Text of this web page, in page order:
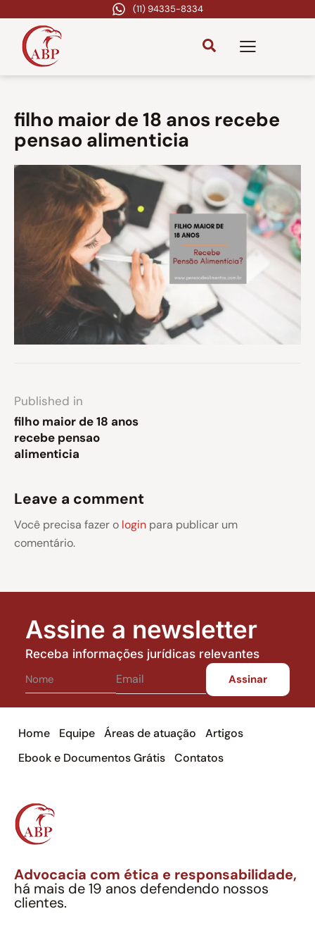
(11) 94335-8334
filho maior de 18 anos recebe
pensao alimenticia
Published in
filho maior de 18 anos
recebe pensao
alimenticia
Leave a comment
Você precisa fazer o login para publicar um
comentário.
Assine a newsletter
Receba informações jurídicas relevantes
Home Equipe Áreas de atuação
Artigos
Ebook e Documentos Grátis
Contatos
Advocacia com ética e responsabilidade,
há mais de 19 anos defendendo nossos
clientes.